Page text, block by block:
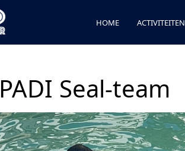
HOME ACTIVITEITEN
PADI Seal-team